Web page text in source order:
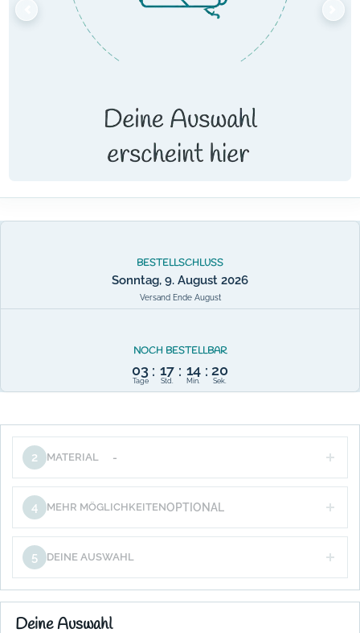
BESTELLSCHLUSS
Sonntag, 9. August 2026
Versand Ende August
NOCH BESTELLBAR
03
Tage
: 17
Std.
: 14
Min.
: 20
Sek.
2 MATERIAL -
4 MEHR MÖGLICHKEITENOPTIONAL
5 DEINE AUSWAHL
Deine Auswahl